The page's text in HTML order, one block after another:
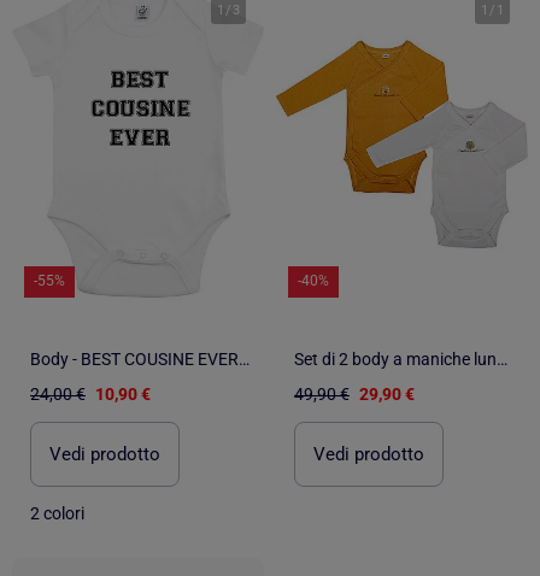
1 / 3
-55%
Body - BEST COUSINE EVER MPT
24,00 € 10,90 €
Vedi prodotto
2 colori
1 / 1
-40%
Set di 2 body a maniche lunghe in cotone biologico
49,90 € 29,90 €
Vedi prodotto